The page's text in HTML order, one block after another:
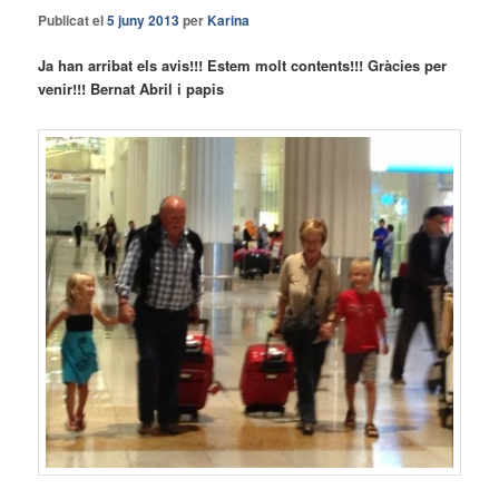
Publicat el5 juny 2013perKarina
Ja han arribat els avis!!! Estem molt contents!!! Gràcies per
venir!!! Bernat Abril i papis